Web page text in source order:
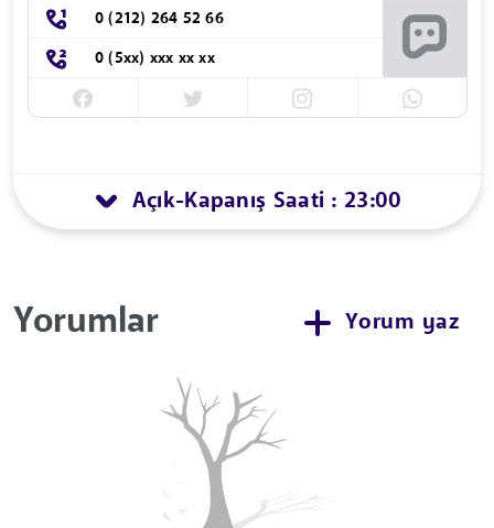
0 (212) 264 52 66
0 (5xx) xxx xx xx
Açık-Kapanış Saati : 23:00
Yorumlar Yorum yaz